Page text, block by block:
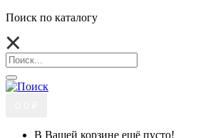
Поиск по каталогу
В Вашей корзине ещё пусто!